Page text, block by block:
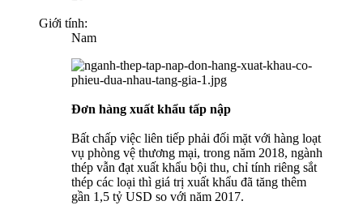
Giới tính:
Nam
Đơn hàng xuất khẩu tấp nập
Bất chấp việc liên tiếp phải đối mặt với hàng loạt
vụ phòng vệ thương mại, trong năm 2018, ngành
thép vẫn đạt xuất khẩu bội thu, chỉ tính riêng sắt
thép các loại thì giá trị xuất khẩu đã tăng thêm
gần 1,5 tỷ USD so với năm 2017.